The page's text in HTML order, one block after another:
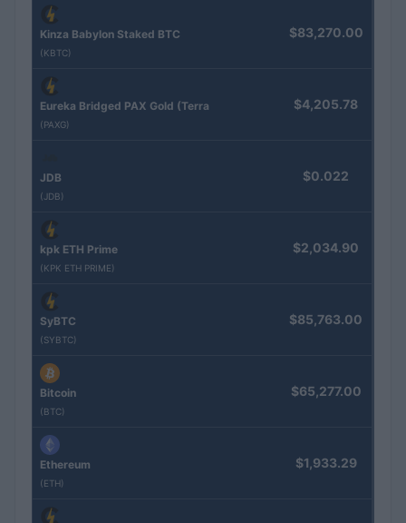
Kinza Babylon Staked BTC
(KBTC)
$83,270.00
Eureka Bridged PAX Gold (Terra
(PAXG)
$4,205.78
JDB
(JDB)
$0.022
kpk ETH Prime
(KPK ETH PRIME)
$2,034.90
SyBTC
(SYBTC)
$85,763.00
Bitcoin
(BTC)
$65,277.00
Ethereum
(ETH)
$1,933.29